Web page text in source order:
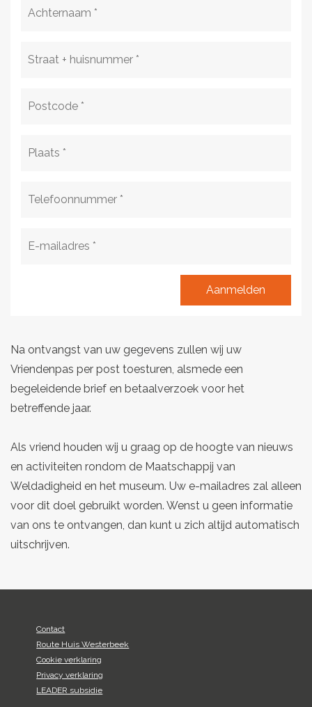
Aanmelden
Na ontvangst van uw gegevens zullen wij uw
Vriendenpas per post toesturen, alsmede een
begeleidende brief en betaalverzoek voor het
betreffende jaar.
Als vriend houden wij u graag op de hoogte van nieuws
en activiteiten rondom de Maatschappij van
Weldadigheid en het museum. Uw e-mailadres zal alleen
voor dit doel gebruikt worden. Wenst u geen informatie
van ons te ontvangen, dan kunt u zich altijd automatisch
uitschrijven.
Contact
Route Huis Westerbeek
Cookie verklaring
Privacy verklaring
LEADER subsidie